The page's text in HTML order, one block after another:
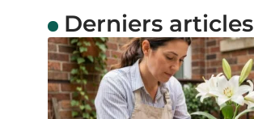
Derniers articles